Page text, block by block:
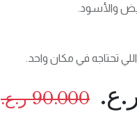
والأسود.
تحتاجه في مكان واحد.
90.000ر.ع.